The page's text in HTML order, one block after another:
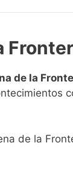
de la
de la